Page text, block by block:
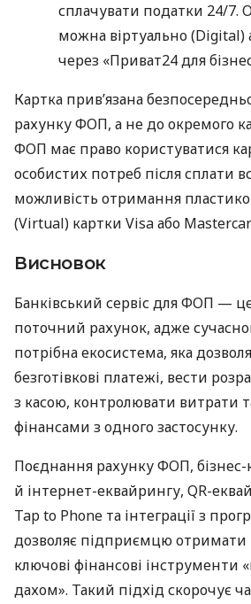
сплачувати податки 24/7.
можна віртуально (Digital)
через «Приват24 для
Картка прив’язана
рахунку ФОП, а не до окремого
ФОП має право користуватися
особистих потреб після сплати
можливість отримання
(Virtual) картки Visa або
Висновок
Банківський сервіс для ФОП —
поточний рахунок, адже
потрібна екосистема, яка
безготівкові платежі, вести
з касою, контролювати витрати
фінансами з одного застосунку.
Поєднання рахунку ФОП, бізнес-
й інтернет-еквайрингу, QR-
Tap to Phone та інтеграції з
дозволяє підприємцю отримати
ключові фінансові інструменти
дахом». Такий підхід скорочує